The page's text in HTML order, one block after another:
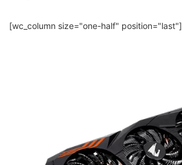
[wc_column size="one-half" position="last"]